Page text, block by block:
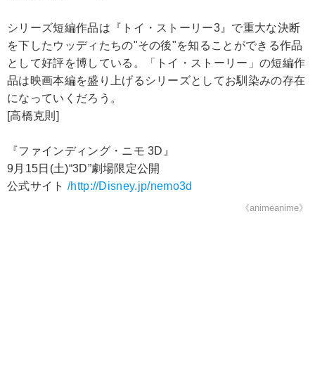
シリーズ短編作品は『トイ・ストーリー3』で重大な決断
を下したウッディたちの"その後"を知ることができる作品
として好評を博している。「トイ・ストーリー」の短編作
品は映画本編を盛り上げるシリーズとしてお馴染みの存在
になっていくだろう。
[高橋克則]
『ファインディング・ニモ 3D』
9月15日(土)“3D”劇場限定公開
公式サイト /http://Disney.jp/nemo3d
《animeanime》